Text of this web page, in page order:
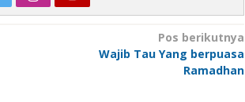
Pos berikutnya
Wajib Tau Yang berpuasa
Ramadhan